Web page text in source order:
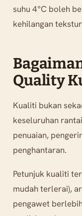
suhu 4°C boleh
kehilangan
Quality
Kualiti bukan
keseluruhan
penuaian,
penghantaran.
Petunjuk kualiti
mudah terlerai),
pengawet